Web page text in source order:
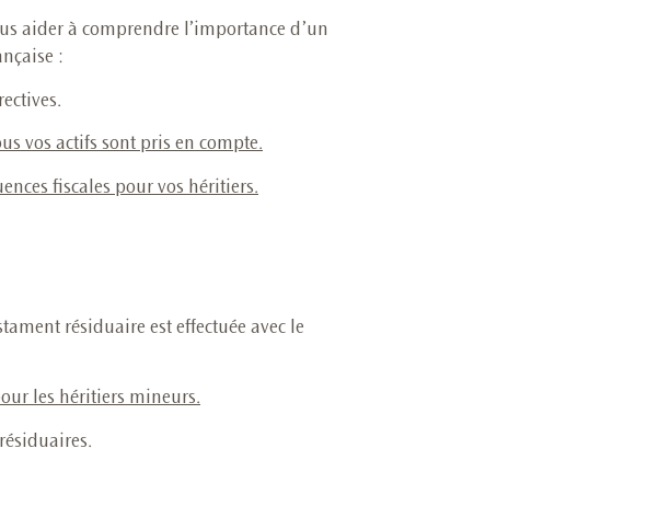
aider à comprendre l’importance d’un
:
.
vos actifs sont pris en compte.
fiscales pour vos héritiers.
résiduaire est effectuée avec le
les héritiers mineurs.